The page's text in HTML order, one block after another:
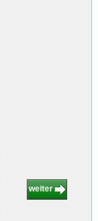
weiter